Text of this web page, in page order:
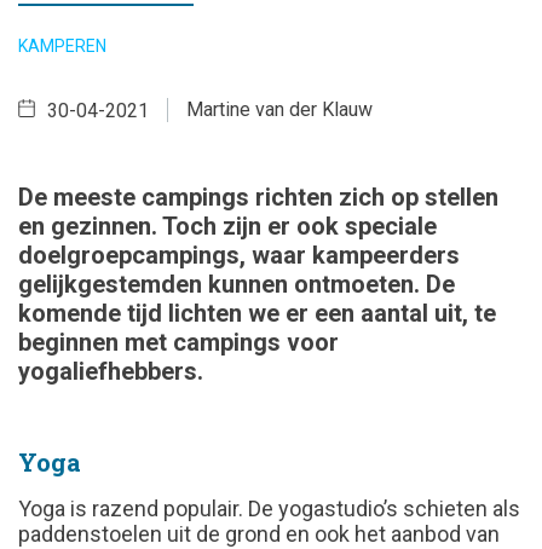
KAMPEREN
Martine van der Klauw
30-04-2021
De meeste campings richten zich op stellen
en gezinnen. Toch zijn er ook speciale
doelgroepcampings, waar kampeerders
gelijkgestemden kunnen ontmoeten. De
komende tijd lichten we er een aantal uit, te
beginnen met campings voor
yogaliefhebbers.
Yoga
Yoga is razend populair. De yogastudio’s schieten als
paddenstoelen uit de grond en ook het aanbod van